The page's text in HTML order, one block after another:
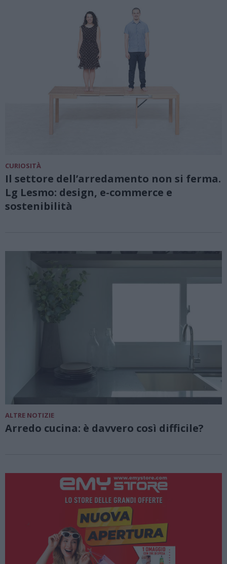
CURIOSITÀ
Il settore dell’arredamento non si ferma.
Lg Lesmo: design, e-commerce e
sostenibilità
ALTRE NOTIZIE
Arredo cucina: è davvero così difficile?